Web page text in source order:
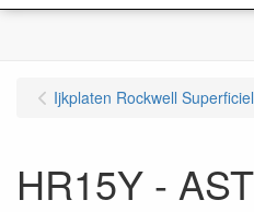
Ijkplaten Rockwell Superficiel
HR15Y -